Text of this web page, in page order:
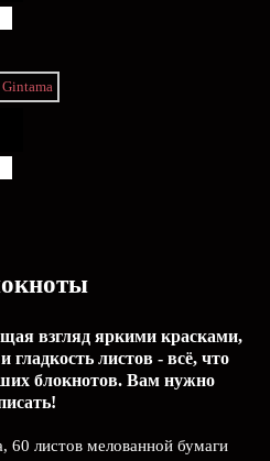
взгляд яркими красками,
гладкость листов - всё, что
блокнотов. Вам нужно
60 листов мелованной бумаги